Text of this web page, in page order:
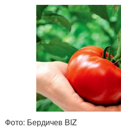
Фото: Бердичев BIZ